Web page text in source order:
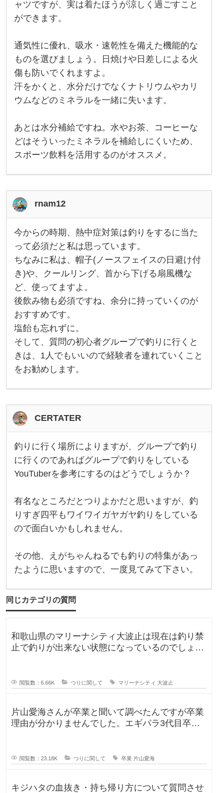
焼
け
対
策
で
す
一
見
暑
そ
う
に
思
え
る
や
長
袖
シ
ャ
で
が
、
実
は
た
ほ
う
涼
ャツですが、実は着たほうが涼しく過ごすこと
ができます。
通気性に優れ、吸水・速乾性を備えた機能的な
ものを選びましょう。日焼けや日差しによる火
傷も防いでくれますよ。
汗をかくと、水分だけでなくナトリウムやカリ
ウムなどのミネラルを一緒に失います。
あとは水分補給ですね。水やお茶、コーヒーな
どはそういったミネラルを補給しにくいため、
スポーツ飲料を活用するのがオススメ。
rnam12
今
か
ら
の
時
期
、
熱
中
症
対
策
は
釣
り
を
す
る
必
須
だ
私
は
思
っ
て
ま
す
今からの時期、熱中症対策は釣りをするに当た
って必須だと私は思っています。
ちなみに私は、帽子(ノースフェイスの日避け付
き)や、クールリング、首から下げる扇風機な
ど、使ってますよ。
後飲み物も必須ですね、余分に持っていくのが
おすすめです。
塩飴も忘れずに。
そして、質問の初心者グループで釣りに行くと
きは、1人でもいいので経験者を連れていくこと
をお勧めします。
CERTATER
釣
り
に
行
所
に
よ
り
ま
、
グ
ル
ー
で
釣
く
の
で
ル
で
釣
釣りに行く場所によりますが、グループで釣り
に行くのであればグループで釣りをしている
YouTuberを参考にするのはどうでしょうか？
有名なところだとつりよかだと思いますが、釣
りすぎ四平もワイワイガヤガヤ釣りをしている
ので面白いかもしれません。
その他、えがちゃんねるでも釣りの特集があっ
たように思いますので、一度見てみて下さい。
同じカテゴリの質問
和歌山県のマリーナシティ大波止は現在は釣り禁
止で釣りが出来ない状態になっているのでしょう
閲覧数：6.66K つりに関して マリーナシティ 大波止
片山愛海さんが卒業と聞いて調べたんですが卒業
理由が分かりませんでした。エギパラ3代目卒業
閲覧数：23.18K つりに関して 卒業 片山愛海
キジハタの血抜き・持ち帰り方について質問させ